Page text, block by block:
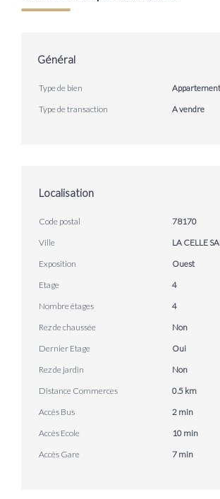
Général
Type de bien
Appartement
Type de transaction
A vendre
Localisation
Code postal
78170
Ville
LA CELLE
Exposition
Ouest
Etage
4
Nombre étages
4
Rez de chaussée
Non
Dernier Etage
Oui
Rez de jardin
Non
Distance Commerces
0.5 km
Accès Bus
2 min
Accès Ecole
10 min
Accès Gare
7 min